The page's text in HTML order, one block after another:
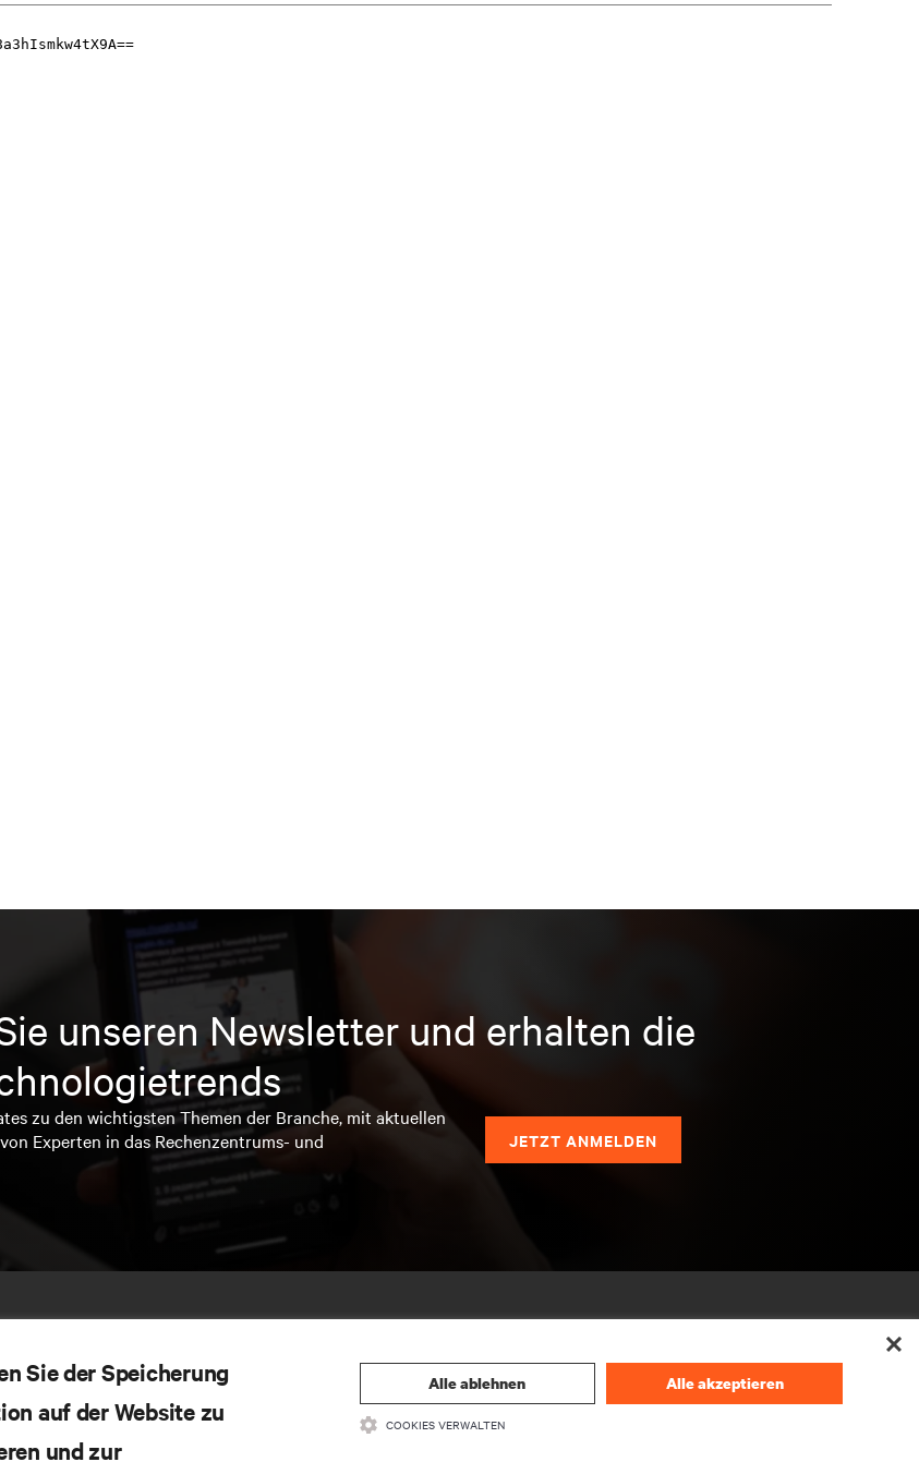
unseren Newsletter und erhalten die
zu den wichtigsten Themen der Branche, mit aktuellen
Experten in das Rechenzentrums- und
JETZT ANMELDEN
Sie der Speicherung
auf der Website zu
und zur
Alle ablehnen Alle akzeptieren
COOKIES VERWALTEN